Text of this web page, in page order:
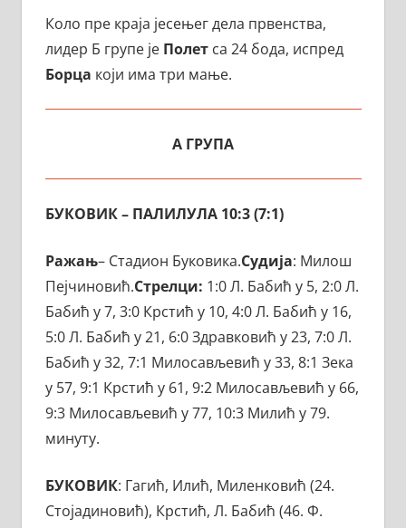
Коло пре краја јесењег дела првенства,
лидер Б групе је Полет са 24 бода, испред
Борца који има три мање.
A ГРУПА
БУКОВИК – ПАЛИЛУЛА 10:3 (7:1)
Ражањ– Стадион Буковика.Судија: Милош
Пејчиновић.Стрелци: 1:0 Л. Бабић у 5, 2:0 Л.
Бабић у 7, 3:0 Крстић у 10, 4:0 Л. Бабић у 16,
5:0 Л. Бабић у 21, 6:0 Здравковић у 23, 7:0 Л.
Бабић у 32, 7:1 Милосављевић у 33, 8:1 Зека
у 57, 9:1 Крстић у 61, 9:2 Милосављевић у 66,
9:3 Милосављевић у 77, 10:3 Милић у 79.
минуту.
БУКОВИК: Гагић, Илић, Миленковић (24.
Стојадиновић), Крстић, Л. Бабић (46. Ф.